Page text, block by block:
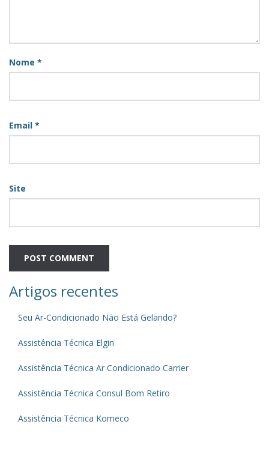
Nome *
Email *
Site
Artigos recentes
Seu Ar-Condicionado Não Está Gelando?
Assistência Técnica Elgin
Assistência Técnica Ar Condicionado Carrier
Assistência Técnica Consul Bom Retiro
Assistência Técnica Komeco